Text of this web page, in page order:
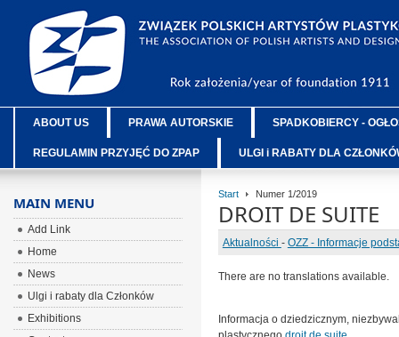
ABOUT US PRAWA AUTORSKIE SPADKOBIERCY -
REGULAMIN PRZYJĘĆ DO ZPAP ULGI i RABATY DLA
Start Numer 1/2019
DROIT DE SUITE
Aktualności - OZZ - Informacje
There are no translations available.
Informacja o dziedzicznym,
MAIN MENU
Add Link
Home
News
Ulgi i rabaty dla Członków
Exhibitions